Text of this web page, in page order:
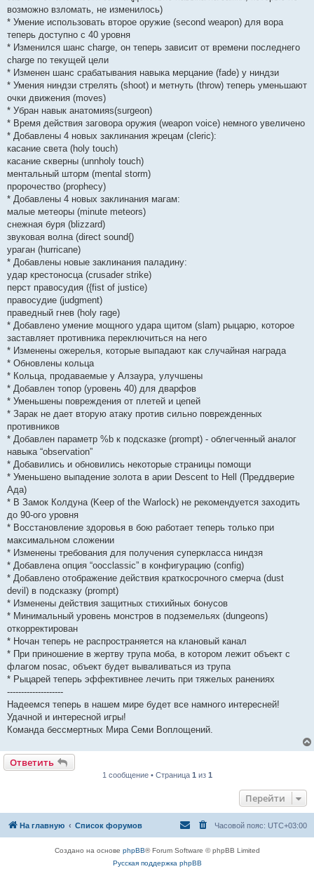
возможно взломать, не изменилось)
* Умение использовать второе оружие (second weapon) для вора
теперь доступно с 40 уровня
* Изменился шанс charge, он теперь зависит от времени последнего
charge по текущей цели
* Изменен шанс срабатывания навыка мерцание (fade) у ниндзи
* Умения ниндзи стрелять (shoot) и метнуть (throw) теперь уменьшают
очки движения (moves)
* Убран навык анатомияs(surgeon)
* Время действия заговора оружия (weapon voice) немного увеличено
* Добавлены 4 новых заклинания жрецам (cleric):
касание света (holy touch)
касание скверны (unnholy touch)
ментальный шторм (mental storm)
пророчество (prophecy)
* Добавлены 4 новых заклинания магам:
малые метеоры (minute meteors)
снежная буря (blizzard)
звуковая волна (direct sound{)
ураган (hurricane)
* Добавлены новые заклинания паладину:
удар крестоносца (crusader strike)
перст правосудия ({fist of justice)
правосудие (judgment)
праведный гнев (holy rage)
* Добавлено умение мощного удара щитом (slam) рыцарю, которое
заставляет противника переключиться на него
* Изменены ожерелья, которые выпадают как случайная награда
* Обновлены кольца
* Кольца, продаваемые у Алзаура, улучшены
* Добавлен топор (уровень 40) для дварфов
* Уменьшены повреждения от плетей и цепей
* Зарак не дает вторую атаку против сильно поврежденных
противников
* Добавлен параметр %b к подсказке (prompt) - облегченный аналог
навыка “observation”
* Добавились и обновились некоторые страницы помощи
* Уменьшено выпадение золота в арии Descent to Hell (Преддверие
Ада)
* В Замок Колдуна (Keep of the Warlock) не рекомендуется заходить
до 90-ого уровня
* Восстановление здоровья в бою работает теперь только при
максимальном сложении
* Изменены требования для получения суперкласса ниндзя
* Добавлена опция “oocclassic” в конфигурацию (config)
* Добавлено отображение действия краткосрочного смерча (dust
devil) в подсказку (prompt)
* Изменены действия защитных стихийных бонусов
* Минимальный уровень монстров в подземельях (dungeons)
откорректирован
* Ночан теперь не распространяется на клановый канал
* При приношение в жертву трупа моба, в котором лежит объект с
флагом nosac, объект будет вываливаться из трупа
* Рыцарей теперь эффективнее лечить при тяжелых ранениях
--------------------
Надеемся теперь в нашем мире будет все намного интересней!
Удачной и интересной игры!
Команда бессмертных Мира Семи Воплощений.
Ответить
1 сообщение • Страница 1 из 1
Перейти
На главную Список форумов Часовой пояс: UTC+03:00
Создано на основе phpBB® Forum Software © phpBB Limited
Русская поддержка phpBB